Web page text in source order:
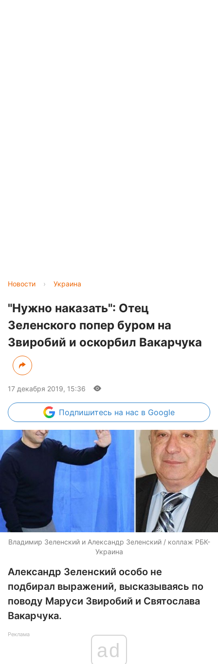
Новости › Украина
"Нужно наказать": Отец
Зеленского попер буром на
Звиробий и оскорбил Вакарчука
17 декабря 2019, 15:36
Подпишитесь на нас в Google
Владимир Зеленский и Александр Зеленский / коллаж РБК-
Украина
Александр Зеленский особо не
подбирал выражений, высказываясь по
поводу Маруси Звиробий и Святослава
Вакарчука.
Реклама
ad